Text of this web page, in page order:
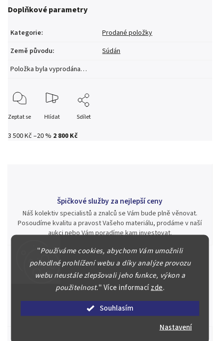
"Používáme cookies, abychom Vám umožnili
pohodlné prohlížení webu a díky analýze provozu
webu neustále zlepšovali jeho funkce, výkon a
použitelnost." Více informacízde.
Souhlasím
Nastavení
3 500 Kč–20 % 2 800 Kč
Doplňkové parametry
Kategorie:
Prodané položky
Země původu:
Súdán
Položka byla vyprodána…
Zeptat se Hlídat Sdílet
Špičkové služby za nejlepší ceny
Náš kolektiv specialistů a znalců se Vám bude plně věnovat.
Posoudíme kvalitu a pravost Vašeho materiálu, prodáme v naší
aukci nebo Vám poradíme kam investovat.
Jsme zde pro Vás nepřetržitě již od roku 2000
Během té doby jsme v našich aukcích prodali významné sbírky i
jednotlivé kusy unikátních mincí, bankovek, řádů a vyznamenání
za rekordní ceny.